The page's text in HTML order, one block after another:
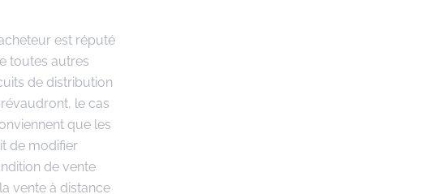
est réputé
toutes autres
de distribution
le cas
que les
de modifier
de vente
vente à distance